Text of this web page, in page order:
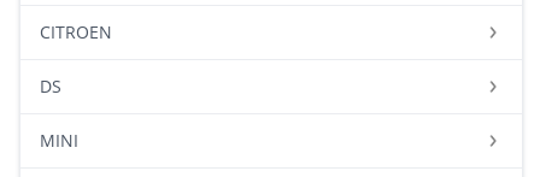
CITROEN
DS
MINI